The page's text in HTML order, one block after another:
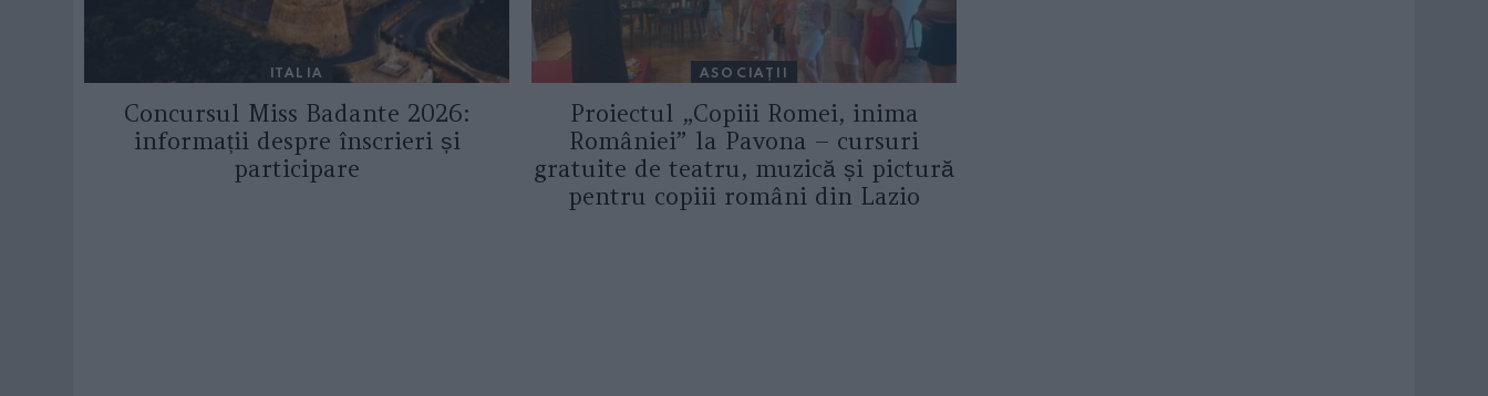
ITALIA
Concursul Miss Badante 2026:
informații despre înscrieri și
participare
ASOCIAŢII
Proiectul „Copiii Romei, inima
României” la Pavona – cursuri
gratuite de teatru, muzică și pictură
pentru copiii români din Lazio